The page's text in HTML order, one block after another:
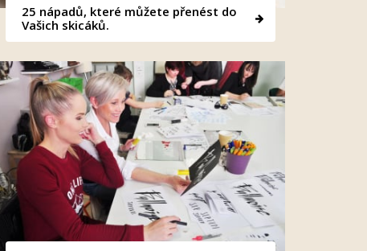
25 nápadů, které můžete přenést do
Vašich skicáků.